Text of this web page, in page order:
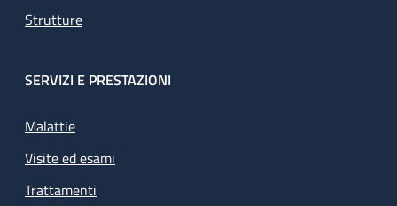
Strutture
SERVIZI E PRESTAZIONI
Malattie
Visite ed esami
Trattamenti